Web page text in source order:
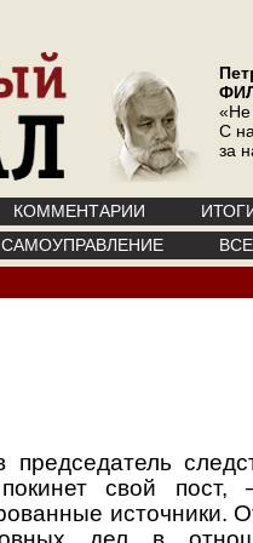
«Не
С
за
КОММЕНТАРИИ
САМОУПРАВЛЕНИЕ
покинет свой
источники.